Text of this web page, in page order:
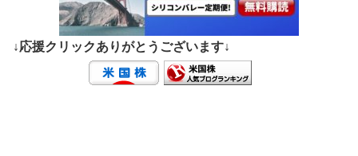
↓応援クリックありがとうございます↓